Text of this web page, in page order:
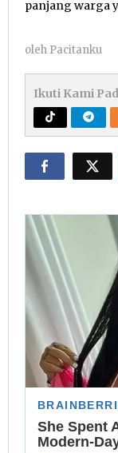
panjang warga
oleh Pacitanku
Ikuti Kami